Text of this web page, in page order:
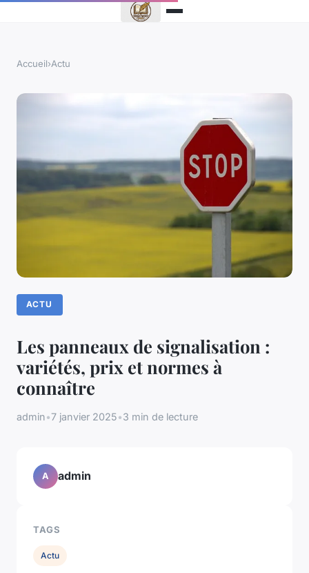
Accueil›Actu
ACTU
Les panneaux de signalisation :
variétés, prix et normes à
connaître
admin•7 janvier 2025•3 min de lecture
A admin
TAGS
Actu